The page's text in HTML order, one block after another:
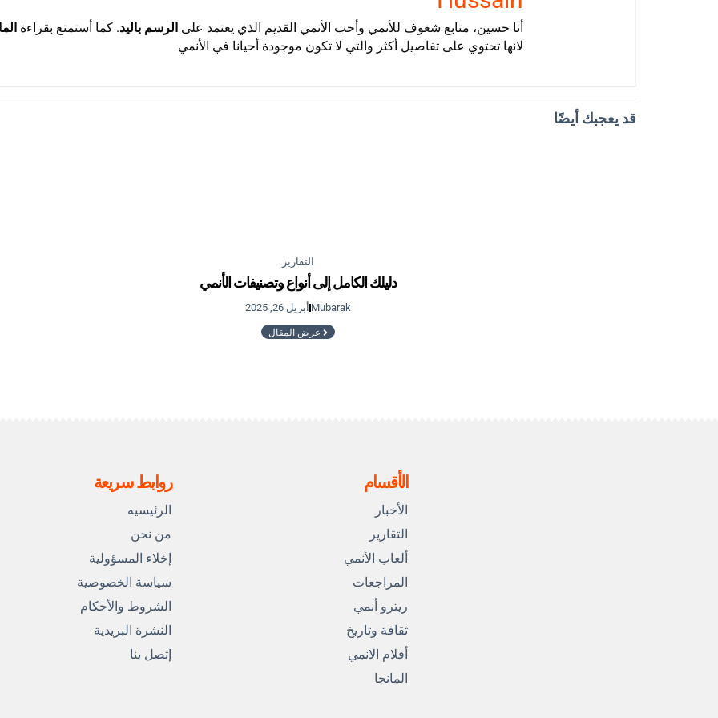
أنا حسين، متابع شغوف للأنمي وأحب الأنمي القديم الذي يعتمد على الرسم باليد. كما أستمتع بقراءة
لانها تحتوي على تفاصيل أكثر والتي لا تكون موجودة أحيانا في الأنمي
قد يعجبك أيضًا
التقارير
دليلك الكامل إلى أنواع وتصنيفات الأنمي
Mubarak أبريل 26, 2025
عرض المقال
الأقسام
الأخبار
التقارير
ألعاب الأنمي
المراجعات
ريترو أنمي
ثقافة وتاريخ
أفلام الانمي
المانجا
روابط سريعة
الرئيسيه
من نحن
إخلاء المسؤولية
سياسة الخصوصية
الشروط والأحكام
النشرة البريدية
إتصل بنا